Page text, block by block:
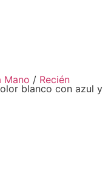
Mano / Recién
blanco con azul y